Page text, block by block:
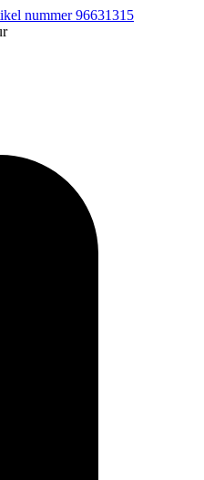
nummer 96631315